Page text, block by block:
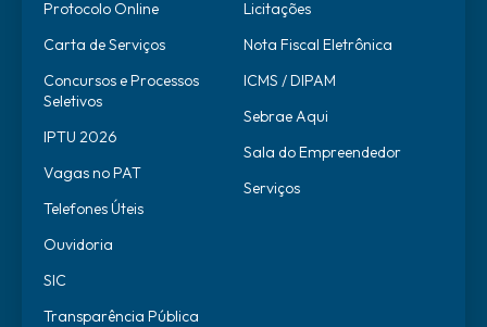
Protocolo Online
Carta de Serviços
Concursos e Processos
Seletivos
IPTU 2026
Vagas no PAT
Telefones Úteis
Ouvidoria
SIC
Transparência Pública
Licitações
Nota Fiscal Eletrônica
ICMS / DIPAM
Sebrae Aqui
Sala do Empreendedor
Serviços